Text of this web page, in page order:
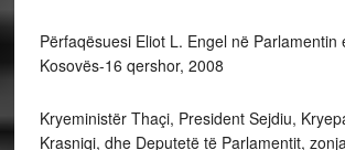
Përfaqësuesi Eliot L. Engel në Parlamentin
Kosovës-16 qershor, 2008
Kryeministër Thaçi, President Sejdiu,
Krasniqi, dhe Deputetë të Parlamentit,